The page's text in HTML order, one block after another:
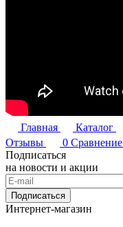
Главная Каталог
Отзывы
0 Сравнение
Подписаться
на новости и акции
Подписаться
Интернет-магазин